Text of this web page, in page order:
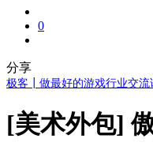
0
分享
极客┃做最好的游戏行业交流
[美术外包]